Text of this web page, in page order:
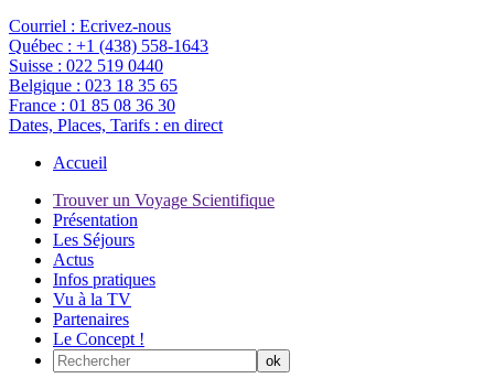
Courriel : Ecrivez-nous
Québec : +1 (438) 558-1643
Suisse : 022 519 0440
Belgique : 023 18 35 65
France : 01 85 08 36 30
Dates, Places, Tarifs : en direct
Accueil
Trouver un Voyage Scientifique
Présentation
Les Séjours
Actus
Infos pratiques
Vu à la TV
Partenaires
Le Concept !